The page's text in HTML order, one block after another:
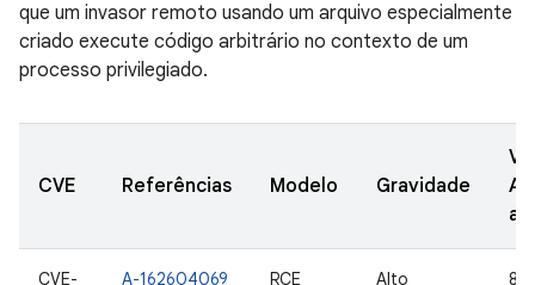
que um invasor remoto usando um arquivo especialmente
criado execute código arbitrário no contexto de um
processo privilegiado.
CVE Referências Modelo Gravidade
CVE- A-162604069 RCE Alto